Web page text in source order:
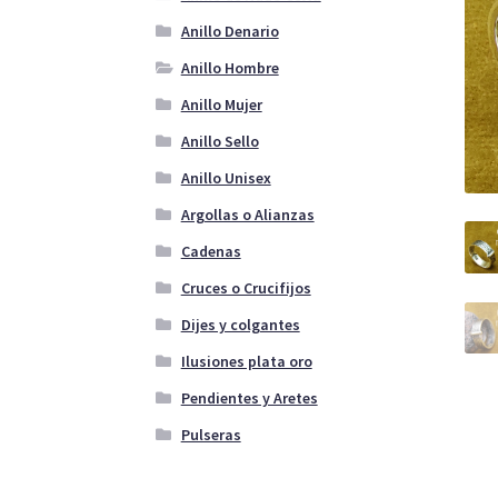
Anillo Denario
Anillo Hombre
Anillo Mujer
Anillo Sello
Anillo Unisex
Argollas o Alianzas
Cadenas
Cruces o Crucifijos
Dijes y colgantes
Ilusiones plata oro
Pendientes y Aretes
Pulseras